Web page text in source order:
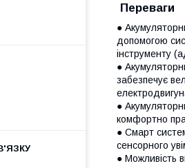
Переваги
●
допомогою
інструменту
●
забезпечує
●
комфортно
● Смарт
сенсорного
● Можливість